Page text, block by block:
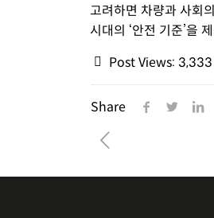
고려하면 차량과 사회
시대의 ‘안전 기준’을
Post Views: 3,333
Share